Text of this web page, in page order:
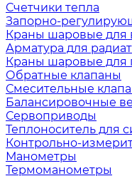
Счетчики тепла
Запорно-
Краны шаровые для
Арматура для
Краны шаровые для
Обратные клапаны
Смесительные
Балансировочные
Сервоприводы
Теплоноситель для
Контрольно-
Манометры
Термоманометры